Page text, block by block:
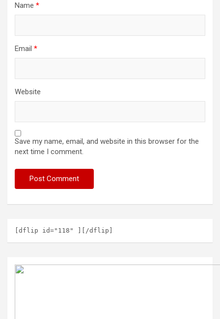
Name *
Email *
Website
Save my name, email, and website in this browser for the
next time I comment.
[dflip id="118" ][/dflip]